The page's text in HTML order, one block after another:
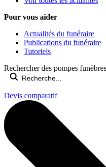
Pour vous aider
Actualités du funéraire
Publications du funéraire
Tutoriels
Rechercher des pompes
Devis comparatif